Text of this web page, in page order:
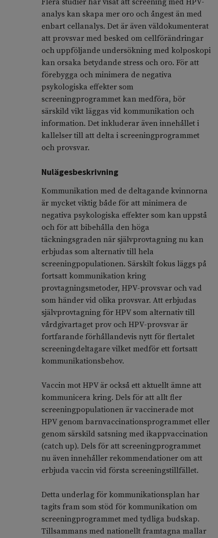
Flera studier har visat att screening med HPV-
analys kan skapa mer oro och ångest än med
enbart cellanalys. Det är även väldokumenterat
att provsvar med besked om cellförändringar
och uppföljande undersökning med kolposkopi
kan orsaka betydande stress och oro. För att
förebygga och minimera de negativa
psykologiska effekter som
screeningprogrammet kan medföra, bör
särskild vikt läggas vid kommunikation och
information. Det inkluderar även innehållet i
kallelser till att delta i screeningprogrammet
och provsvar.
Nulägesbeskrivning
Kommunikation med de deltagande kvinnorna
är mycket viktig både för att minimera de
negativa psykologiska effekter som kan uppstå
och för att bibehålla den höga
täckningsgraden när självprovtagning nu kan
erbjudas som alternativ till hela
screeningpopulationen. Särskilt fokus läggs på
fortsatt kommunikation kring
provtagningsmetoder, HPV-provsvar och vad
som händer vid olika provsvar. Att erbjudas
självprovtagning för HPV som alternativ till
vårdgivartaget prov och HPV-provsvar är
fortfarande förhållandevis nytt för flertalet
screeningdeltagare vilket medför ett fortsatt
kommunikationsbehov.
Vaccin mot HPV är också ett aktuellt ämne att
kommunicera kring. Dels för att allt fler
screeningpopulationen är vaccinerade mot
HPV genom barnvaccinationsprogrammet eller
genom särskild satsning med ikappvaccination
(catch up). Dels för att screeningprogrammet
nu även innehåller rekommendationer om att
erbjuda vaccin vid första screeningstillfället.
Detta underlag för kommunikationsplan har
tagits fram som stöd för kommunikation om
screeningprogrammet med tydliga budskap.
Tillsammans med nationellt framtagna mallar